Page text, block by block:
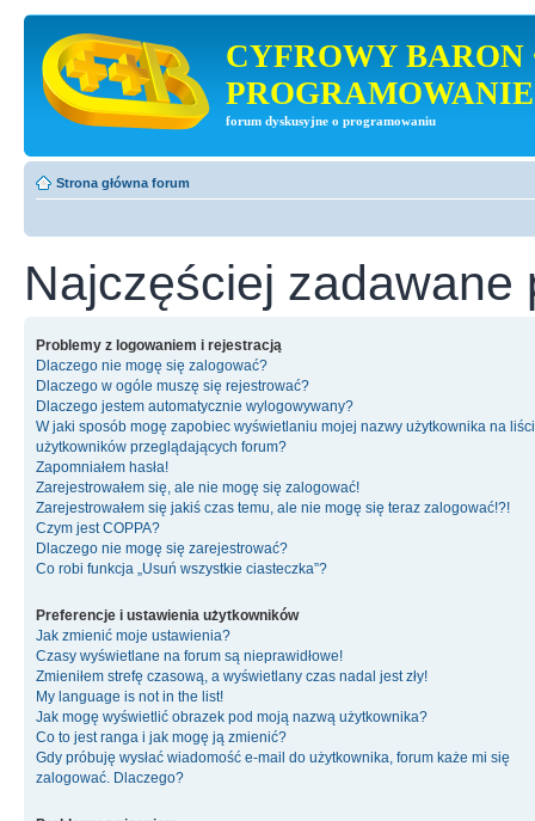
CYFROWY BARON
PROGRAMOWANIE
forum dyskusyjne o programowaniu
Strona główna forum
Najczęściej zadawane
Problemy z logowaniem i rejestracją
Dlaczego nie mogę się zalogować?
Dlaczego w ogóle muszę się rejestrować?
Dlaczego jestem automatycznie wylogowywany?
W jaki sposób mogę zapobiec wyświetlaniu mojej nazwy użytkownika na
użytkowników przeglądających forum?
Zapomniałem hasła!
Zarejestrowałem się, ale nie mogę się zalogować!
Zarejestrowałem się jakiś czas temu, ale nie mogę się teraz zalogować!?!
Czym jest COPPA?
Dlaczego nie mogę się zarejestrować?
Co robi funkcja „Usuń wszystkie ciasteczka”?
Preferencje i ustawienia użytkowników
Jak zmienić moje ustawienia?
Czasy wyświetlane na forum są nieprawidłowe!
Zmieniłem strefę czasową, a wyświetlany czas nadal jest zły!
My language is not in the list!
Jak mogę wyświetlić obrazek pod moją nazwą użytkownika?
Co to jest ranga i jak mogę ją zmienić?
Gdy próbuję wysłać wiadomość e-mail do użytkownika, forum każe mi się
zalogować. Dlaczego?